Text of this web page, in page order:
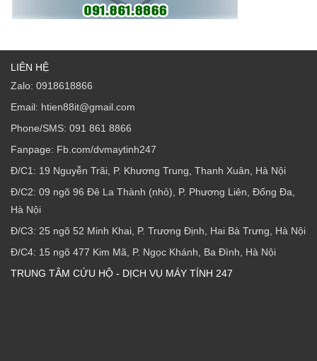
LIÊN HỆ
Zalo: 0918618866
Email: htien88it@gmail.com
Phone/SMS: 091 861 8866
Fanpage: Fb.com/dvmaytinh247
Đ/C1: 19 Nguyễn Trãi, P. Khương Trung, Thanh Xuân, Hà Nội
Đ/C2: 09 ngõ 96 Đê La Thành (nhỏ), P. Phương Liên, Đống Đa,
Hà Nội
Đ/C3: 25 ngõ 52 Minh Khai, P. Trương Định, Hai Bà Trưng, Hà Nội
Đ/C4: 15 ngõ 477 Kim Mã, P. Ngọc Khánh, Ba Đình, Hà Nội
TRUNG TÂM CỨU HỘ - DỊCH VỤ MÁY TÍNH 247